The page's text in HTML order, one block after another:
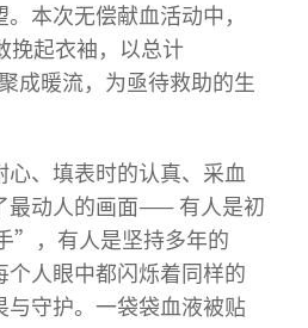
本次无偿献血活动中，
挽起衣袖，以总计
成暖流，为亟待救助的生
心、填表时的认真、采血
最动人的画面—— 有人是初
”，有人是坚持多年的
人眼中都闪烁着同样的
与守护。一袋袋血液被贴